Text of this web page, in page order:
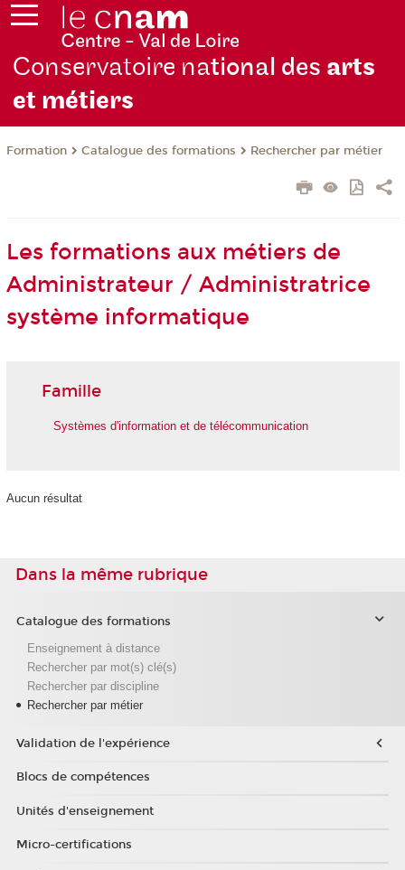
Conservatoire national des arts
et métiers
Formation Catalogue des formations Rechercher par métier
Les formations aux métiers de
Administrateur / Administratrice
système informatique
Famille
Systèmes d'information et de télécommunication
Aucun résultat
Dans la même rubrique
Catalogue des formations
Enseignement à distance
Rechercher par mot(s) clé(s)
Rechercher par discipline
Rechercher par métier
Validation de l'expérience
Blocs de compétences
Unités d'enseignement
Micro-certifications